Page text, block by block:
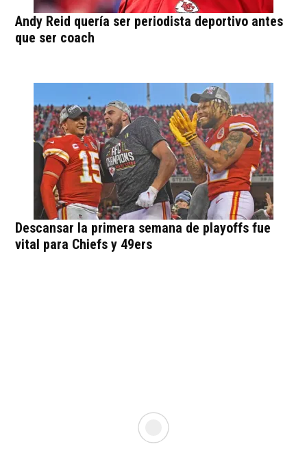
Andy Reid quería ser periodista deportivo antes
que ser coach
Descansar la primera semana de playoffs fue
vital para Chiefs y 49ers